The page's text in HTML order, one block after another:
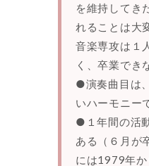
を維持してき
れることは大
音楽専攻は１
く、卒業でき
●演奏曲目は
いハーモニー
●１年間の活
ある（６月が
には1979年